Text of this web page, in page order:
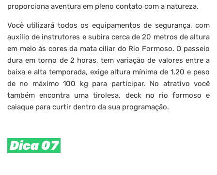
proporciona aventura em pleno contato com a natureza.
Você utilizará todos os equipamentos de segurança, com
auxílio de instrutores e subira cerca de 20 metros de altura
em meio às cores da mata ciliar do Rio Formoso. O passeio
dura em torno de 2 horas, tem variação de valores entre a
baixa e alta temporada, exige altura mínima de 1,20 e peso
de no máximo 100 kg para participar. No atrativo você
também encontra uma tirolesa, deck no rio formoso e
caiaque para curtir dentro da sua programação.
Dica 07